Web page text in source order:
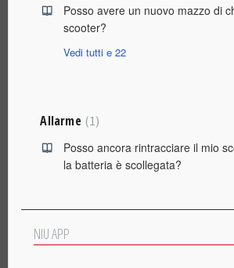
Posso avere un nuovo mazzo di
scooter?
Vedi tutti e 22
Allarme 1
Posso ancora rintracciare il mio
la batteria è scollegata?
NIU APP